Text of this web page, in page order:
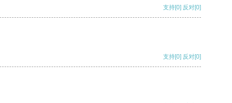
支持[0] 反对[0]
支持[0] 反对[0]